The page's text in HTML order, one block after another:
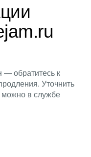
— обратитесь к
Уточнить
можно в службе